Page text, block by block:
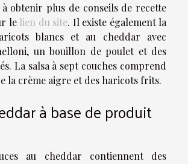
à obtenir plus de conseils de recette
le lien du site. Il existe également la
blancs et au cheddar avec
un bouillon de poulet et des
La salsa à sept couches comprend
la crème aigre et des haricots frits.
à base de produit
au cheddar contiennent des